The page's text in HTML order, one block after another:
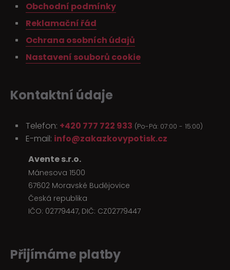
Obchodní podmínky
Reklamační řád
Ochrana osobních údajů
Nastavení souborů cookie
Kontaktní údaje
Telefon: +420 777 722 933 (Po-Pá: 07:00 - 15:00)
E-mail: info@zakazkovypotisk.cz
Avente s.r.o.
Mánesova 1500
67602 Moravské Budějovice
Česká republika
IČO: 02779447, DIČ: CZ02779447
Přijímáme platby